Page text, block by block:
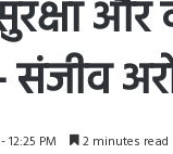
12:25 PM 2 minutes read